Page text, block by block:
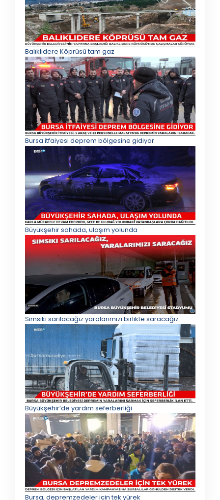
Balıklıdere Köprüsü tam gaz
Bursa itfaiyesi deprem bölgesine gidiyor
Büyükşehir sahada, ulaşım yolunda
Sımsıkı sarılacağız yaralarımızı birlikte saracağız
Büyükşehir’de yardım seferberliği
Bursa, depremzedeler için tek yürek